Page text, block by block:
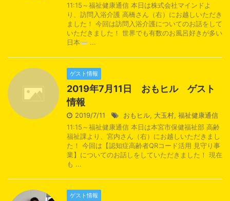
11:15～福祉健康通信 本日は株式会社マインドよ
り、訪問入浴介護 高橋さん（右）にお越しいただき
ました！ 今回は訪問入浴介護についてのお話をして
いただきました！ 世界でも有数のお風呂好きが多い
日本
...
ゲスト情報
2019年7月11日 おもヒル ゲスト
情報
2019/7/11 おもヒル, 大玉村, 福祉健康通信
11:15～福祉健康通信 本日は本宮市保健福祉部 高齢
福祉課より、宮内さん（右）にお越しいただきまし
た！ 今回は【認知症高齢者QRコード活用 見守り事
業】についてのお話しをしていただきました！ 現在
も ...
ゲスト情報